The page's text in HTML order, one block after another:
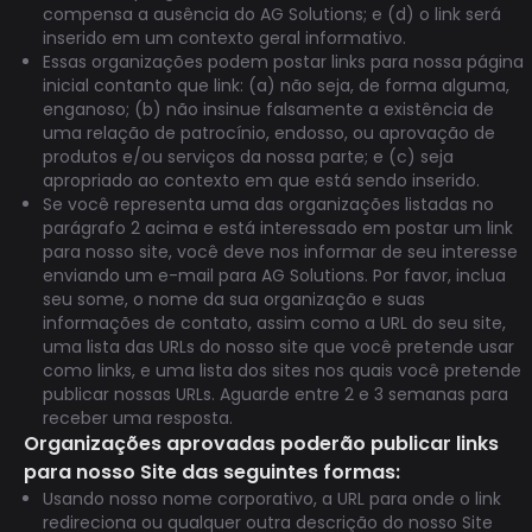
compensa a ausência do AG Solutions; e (d) o link será
inserido em um contexto geral informativo.
Essas organizações podem postar links para nossa página
inicial contanto que link: (a) não seja, de forma alguma,
enganoso; (b) não insinue falsamente a existência de
uma relação de patrocínio, endosso, ou aprovação de
produtos e/ou serviços da nossa parte; e (c) seja
apropriado ao contexto em que está sendo inserido.
Se você representa uma das organizações listadas no
parágrafo 2 acima e está interessado em postar um link
para nosso site, você deve nos informar de seu interesse
enviando um e-mail para AG Solutions. Por favor, inclua
seu some, o nome da sua organização e suas
informações de contato, assim como a URL do seu site,
uma lista das URLs do nosso site que você pretende usar
como links, e uma lista dos sites nos quais você pretende
publicar nossas URLs. Aguarde entre 2 e 3 semanas para
receber uma resposta.
Organizações aprovadas poderão publicar links
para nosso Site das seguintes formas:
Usando nosso nome corporativo, a URL para onde o link
redireciona ou qualquer outra descrição do nosso Site